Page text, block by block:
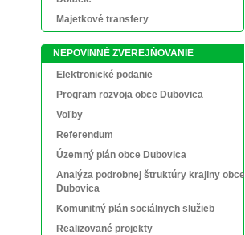
Majetkové transfery
NEPOVINNÉ ZVEREJŇOVANIE
Elektronické podanie
Program rozvoja obce Dubovica
Voľby
Referendum
Územný plán obce Dubovica
Analýza podrobnej štruktúry krajiny obce
Dubovica
Komunitný plán sociálnych služieb
Realizované projekty